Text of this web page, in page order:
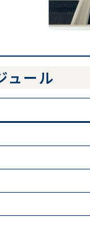
ュール